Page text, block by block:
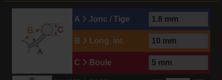
A Jonc / Tige
B Long. int.
C Boule